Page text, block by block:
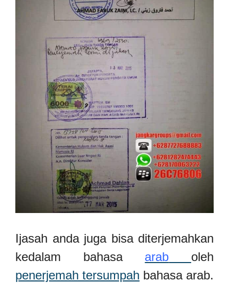
Ijasah anda juga bisa diterjemahkan
kedalam bahasa arab
oleh
penerjemah tersumpah bahasa arab.